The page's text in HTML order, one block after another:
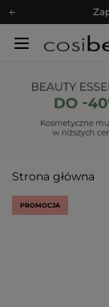
Poleć
Strona główna
PROMOCJA